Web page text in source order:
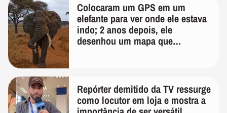
Colocaram um GPS em um
elefante para ver onde ele estava
indo; 2 anos depois, ele
desenhou um mapa que
Repórter demitido da TV ressurge
como locutor em loja e mostra a